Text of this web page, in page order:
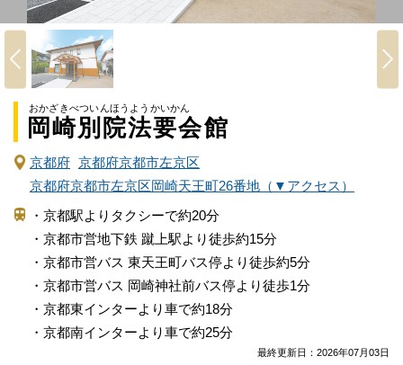
おかざきべついんほうようかいかん
岡崎別院法要会館
京都府 京都府京都市左京区
京都府京都市左京区岡崎天王町26番地（▼アクセス）
・京都駅よりタクシーで約20分
・京都市営地下鉄 蹴上駅より徒歩約15分
・京都市営バス 東天王町バス停より徒歩約5分
・京都市営バス 岡崎神社前バス停より徒歩1分
・京都東インターより車で約18分
・京都南インターより車で約25分
最終更新日： 2026年07月03日